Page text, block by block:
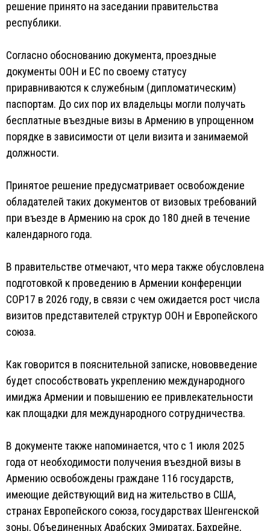
решение принято на заседании правительства
республики.
Согласно обоснованию документа, проездные
документы ООН и ЕС по своему статусу
приравниваются к служебным (дипломатическим)
паспортам. До сих пор их владельцы могли получать
бесплатные въездные визы в Армению в упрощенном
порядке в зависимости от цели визита и занимаемой
должности.
Принятое решение предусматривает освобождение
обладателей таких документов от визовых требований
при въезде в Армению на срок до 180 дней в течение
календарного года.
В правительстве отмечают, что мера также обусловлена
подготовкой к проведению в Армении конференции
COP17 в 2026 году, в связи с чем ожидается рост числа
визитов представителей структур ООН и Европейского
союза.
Как говорится в пояснительной записке, нововведение
будет способствовать укреплению международного
имиджа Армении и повышению ее привлекательности
как площадки для международного сотрудничества.
В документе также напоминается, что с 1 июля 2025
года от необходимости получения въездной визы в
Армению освобождены граждане 116 государств,
имеющие действующий вид на жительство в США,
странах Европейского союза, государствах Шенгенской
зоны, Объединенных Арабских Эмиратах, Бахрейне,